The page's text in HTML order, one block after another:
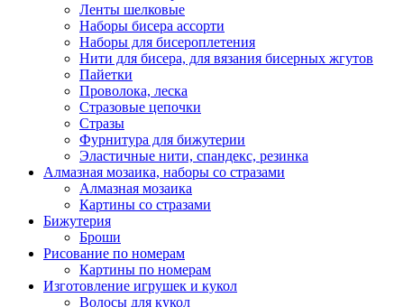
Ленты шелковые
Наборы бисера ассорти
Наборы для бисероплетения
Нити для бисера, для вязания бисерных жгутов
Пайетки
Проволока, леска
Стразовые цепочки
Стразы
Фурнитура для бижутерии
Эластичные нити, спандекс, резинка
Алмазная мозаика, наборы со стразами
Алмазная мозаика
Картины co стразами
Бижутерия
Броши
Рисование по номерам
Картины по номерам
Изготовление игрушек и кукол
Волосы для кукол